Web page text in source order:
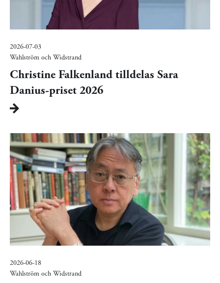
2026-07-03
Wahlström och Widstrand
Christine Falkenland tilldelas Sara
Danius-priset 2026
2026-06-18
Wahlström och Widstrand